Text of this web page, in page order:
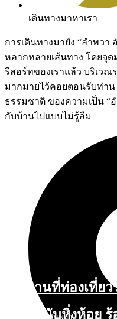
นับหิ่งห้อย
เดินทางมาหาเรา
การเดินทางมายัง “ลำพวา
หลากหลายเส้นทาง โดยจุ
รีสอร์ทของเราแล้ว บริเวณ
มากมายไว้คอยตอนรับท่า
ธรรมชาติ ของความเป็น “
กับบ้านไปแบบไม่รู้ลืม
สถานที่ท่องเที่ย
"ตลาดน้ำอัมพวา"